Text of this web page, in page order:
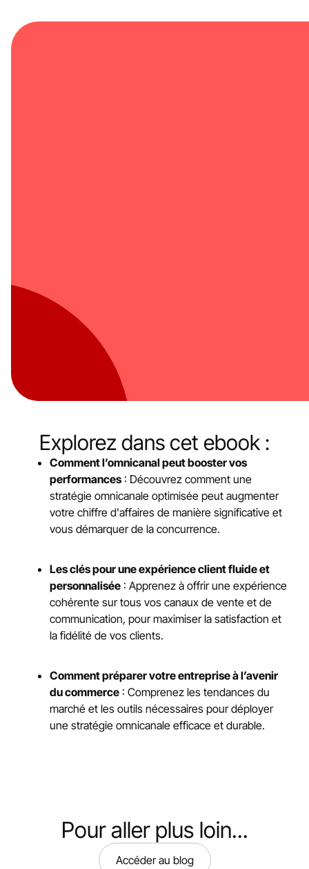
Explorez dans cet ebook :
Comment l’omnicanal peut booster vos
performances: Découvrez comment une
stratégie omnicanale optimisée peut augmenter
votre chiffre d'affaires de manière significative et
vous démarquer de la concurrence.
Les clés pour une expérience client fluide et
personnalisée : Apprenez à offrir une expérience
cohérente sur tous vos canaux de vente et de
communication, pour maximiser la satisfaction et
la fidélité de vos clients.
Comment préparer votre entreprise à l’avenir
du commerce : Comprenez les tendances du
marché et les outils nécessaires pour déployer
une stratégie omnicanale efficace et durable.
Pour aller plus loin...
Accéder au blog